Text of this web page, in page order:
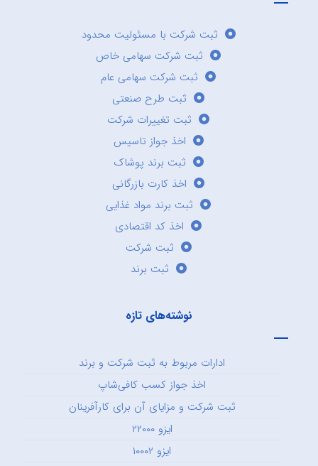
ثبت شرکت با مسئولیت محدود
ثبت شرکت سهامی خاص
ثبت شرکت سهامی عام
ثبت طرح صنعتی
ثبت تغییرات شرکت
اخذ جواز تاسیس
ثبت برند پوشاک
اخذ کارت بازرگانی
ثبت برند مواد غذایی
اخذ کد اقتصادی
ثبت شرکت
ثبت برند
نوشته‌های تازه
ادارات مربوط به ثبت شرکت و برند
اخذ جواز کسب کافی‌شاپ
ثبت شرکت و مزایای آن برای کارآفرینان
ایزو ۲۲۰۰۰
ایزو ۱۰۰۰۲